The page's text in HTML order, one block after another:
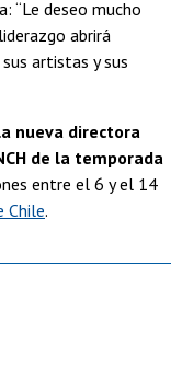
“Le deseo mucho
abrirá
artistas y sus
nueva directora
de la temporada
entre el 6 y el 14
Chile.